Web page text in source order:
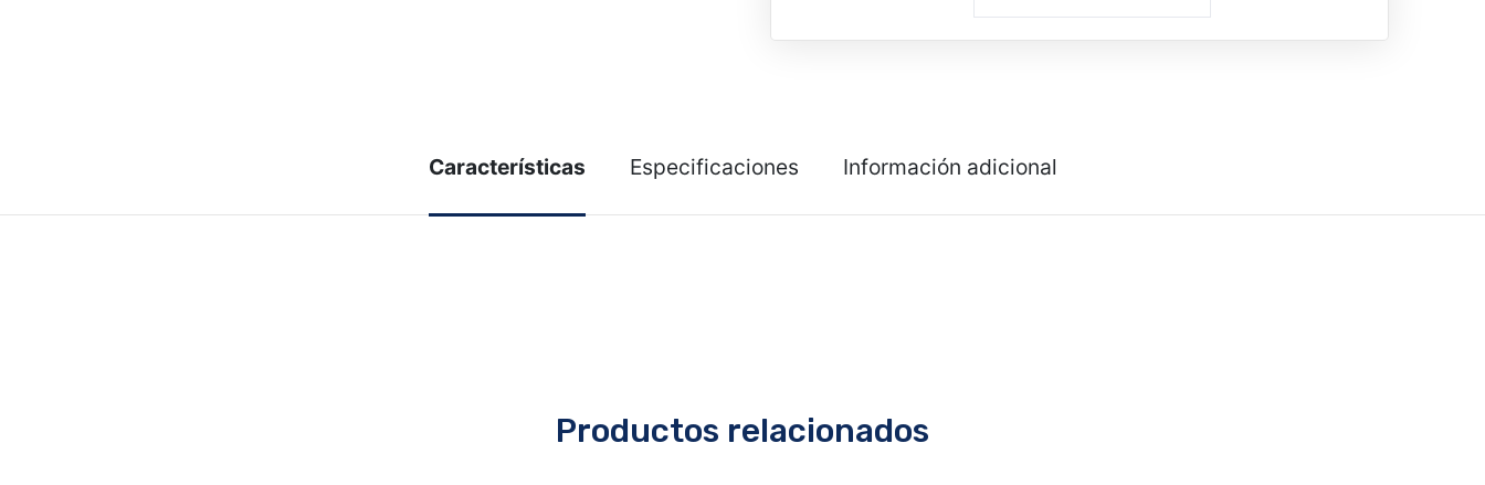
Características Especificaciones Información adicional
Productos relacionados